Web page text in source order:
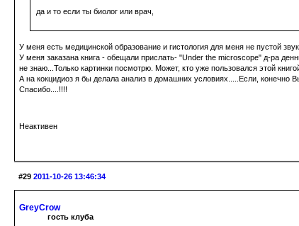
да и то если ты биолог или врач,
У меня есть медицинской образование и гистология для меня не пустой
У меня заказана книга - обещали прислать- "Under the microscope" д-ра
не знаю...Только картинки посмотрю. Может, кто уже пользовался этой
А на кокцидиоз я бы делала анализ в домашних условиях.....Если, конечно
Спасибо....!!!!
Неактивен
#29 2011-10-26 13:46:34
GreyCrow
гость клуба